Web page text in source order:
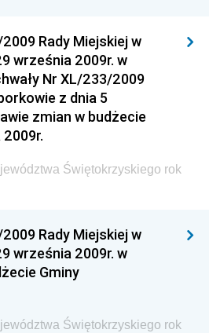
Banku Polskiego
Głównej Policji
Pracy i Polityki
Transportu, Budownictwa
Spraw Zagranicznych
Biura
Rady Miejskiej w
września 2009r. w
Nr XL/233/2009
z dnia 5
zmian w budżecie
Świętokrzyskiego rok
Rady Miejskiej w
września 2009r. w
Gminy
Świętokrzyskiego rok